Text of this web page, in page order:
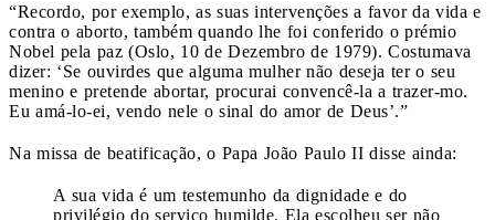
“Recordo, por exemplo, as suas intervenções a favor da vida e
contra o aborto, também quando lhe foi conferido o prémio
Nobel pela paz (Oslo, 10 de Dezembro de 1979). Costumava
dizer: ‘Se ouvirdes que alguma mulher não deseja ter o seu
menino e pretende abortar, procurai convencê-la a trazer-mo.
Eu amá-lo-ei, vendo nele o sinal do amor de Deus’.”
Na missa de beatificação, o Papa João Paulo II disse ainda:
A sua vida é um testemunho da dignidade e do
privilégio do serviço humilde. Ela escolheu ser não